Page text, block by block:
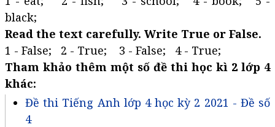
black;
Read the text carefully. Write True or False.
1 - False; 2 - True; 3 - False; 4 - True;
Tham khảo thêm một số đề thi học kì 2 lớp 4
khác:
Đề thi Tiếng Anh lớp 4 học kỳ 2 2021 - Đề số
4